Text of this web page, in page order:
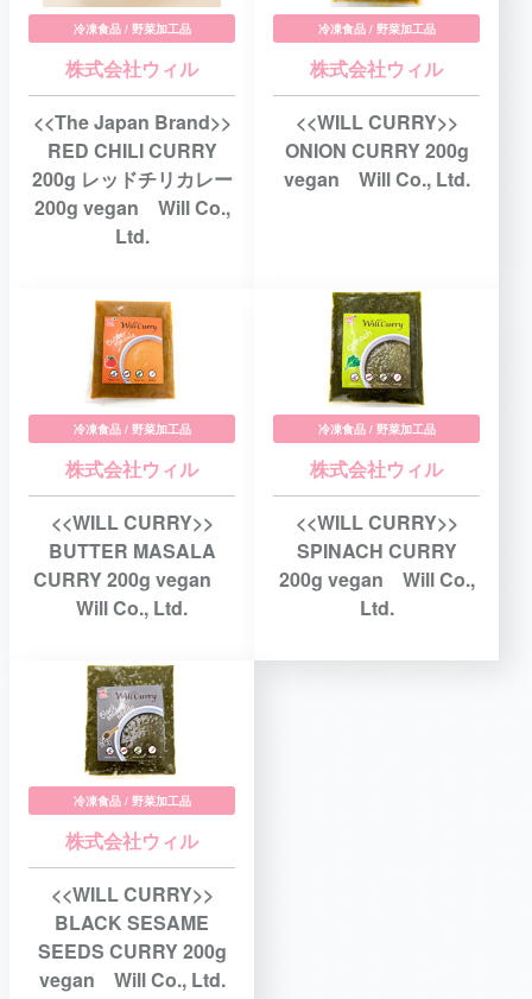
冷凍食品 / 野菜加工品
株式会社ウィル
<<The Japan Brand>>
RED CHILI CURRY
200g レッドチリカレー
200g vegan Will Co.,
Ltd.
冷凍食品 / 野菜加工品
株式会社ウィル
<<WILL CURRY>>
ONION CURRY 200g
vegan Will Co., Ltd.
冷凍食品 / 野菜加工品
株式会社ウィル
<<WILL CURRY>>
BUTTER MASALA
CURRY 200g vegan
Will Co., Ltd.
冷凍食品 / 野菜加工品
株式会社ウィル
<<WILL CURRY>>
SPINACH CURRY
200g vegan Will Co.,
Ltd.
冷凍食品 / 野菜加工品
株式会社ウィル
<<WILL CURRY>>
BLACK SESAME
SEEDS CURRY 200g
vegan Will Co., Ltd.